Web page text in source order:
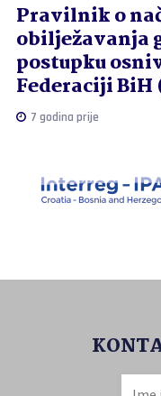
Pravilnik o
obilježavanja
postupku
Federaciji
7 godina prije